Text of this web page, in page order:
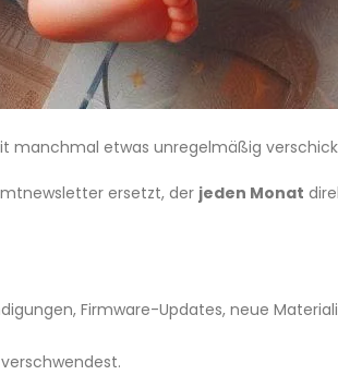
manchmal etwas unregelmäßig
ersetzt, der jeden Monat
Firmware-Updates, neue